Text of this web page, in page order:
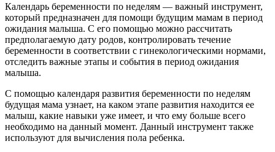
Календарь беременности по неделям — важный инструмент,
который предназначен для помощи будущим мамам в период
ожидания малыша. С его помощью можно рассчитать
предполагаемую дату родов, контролировать течение
беременности в соответствии с гинекологическими нормами,
отследить важные этапы и события в период ожидания
малыша.
С помощью календаря развития беременности по неделям
будущая мама узнает, на каком этапе развития находится ее
малыш, какие навыки уже имеет, и что ему больше всего
необходимо на данный момент. Данный инструмент также
используют для вычисления пола ребенка.